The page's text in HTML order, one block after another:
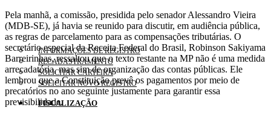
INFORMAÇÕES DE REGISTRO
RECADASTRAMENTO
SOLICITAR CARTEIRA
SOLICITAR NOVO REGISTRO
FISCALIZAÇÃO
Pela manhã, a comissão, presidida pelo senador Alessandro Vieira
(MDB-SE), já havia se reunido para discutir, em audiência pública,
as regras de parcelamento para as compensações tributárias. O
secretário especial da Receita Federal do Brasil, Robinson Sakiyama
Barreirinhas, ressaltou que o texto restante na MP não é uma medida
arrecadatória, mas sim de organização das contas públicas. Ele
lembrou que a Constituição prevê os pagamentos por meio de
precatórios no ano seguinte justamente para garantir essa
previsibilidade.